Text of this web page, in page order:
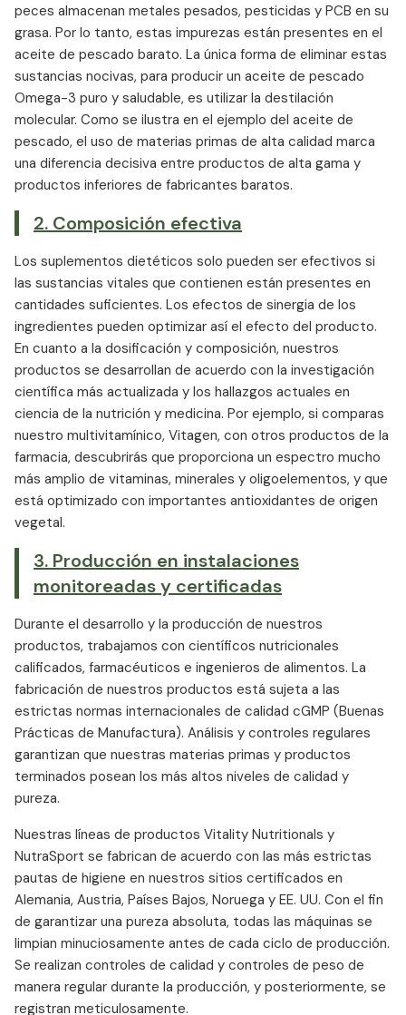
peces almacenan metales pesados, pesticidas y PCB en su
grasa. Por lo tanto, estas impurezas están presentes en el
aceite de pescado barato. La única forma de eliminar estas
sustancias nocivas, para producir un aceite de pescado
Omega-3 puro y saludable, es utilizar la destilación
molecular. Como se ilustra en el ejemplo del aceite de
pescado, el uso de materias primas de alta calidad marca
una diferencia decisiva entre productos de alta gama y
productos inferiores de fabricantes baratos.
2. Composición efectiva
Los suplementos dietéticos solo pueden ser efectivos si
las sustancias vitales que contienen están presentes en
cantidades suficientes. Los efectos de sinergia de los
ingredientes pueden optimizar así el efecto del producto.
En cuanto a la dosificación y composición, nuestros
productos se desarrollan de acuerdo con la investigación
científica más actualizada y los hallazgos actuales en
ciencia de la nutrición y medicina. Por ejemplo, si comparas
nuestro multivitamínico, Vitagen, con otros productos de la
farmacia, descubrirás que proporciona un espectro mucho
más amplio de vitaminas, minerales y oligoelementos, y que
está optimizado con importantes antioxidantes de origen
vegetal.
3. Producción en instalaciones
monitoreadas y certificadas
Durante el desarrollo y la producción de nuestros
productos, trabajamos con científicos nutricionales
calificados, farmacéuticos e ingenieros de alimentos. La
fabricación de nuestros productos está sujeta a las
estrictas normas internacionales de calidad cGMP (Buenas
Prácticas de Manufactura). Análisis y controles regulares
garantizan que nuestras materias primas y productos
terminados posean los más altos niveles de calidad y
pureza.
Nuestras líneas de productos Vitality Nutritionals y
NutraSport se fabrican de acuerdo con las más estrictas
pautas de higiene en nuestros sitios certificados en
Alemania, Austria, Países Bajos, Noruega y EE. UU. Con el fin
de garantizar una pureza absoluta, todas las máquinas se
limpian minuciosamente antes de cada ciclo de producción.
Se realizan controles de calidad y controles de peso de
manera regular durante la producción, y posteriormente, se
registran meticulosamente.